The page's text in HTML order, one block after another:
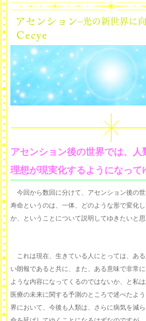
アセンション後の世界では、人
理想が現実化するようになって
今回から数回に分けて、アセンション後の
寿命というのは、一体、どのような形で変化
か、ということについて説明してゆきたいと思
これは現在、生きている人にとっては、あ
い朗報であると共に、また、ある意味で非常
ような内容になってくるのではないか、と私は
医療の未来に関する予測のところで述べたよ
界において、今後も人類は、さらに病気を減